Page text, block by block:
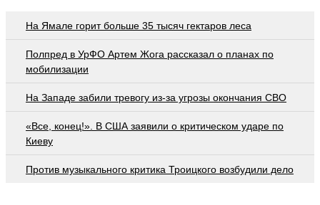
На Ямале горит больше 35 тысяч гектаров леса
Полпред в УрФО Артем Жога рассказал о планах по
мобилизации
На Западе забили тревогу из-за угрозы окончания СВО
«Все, конец!». В США заявили о критическом ударе по
Киеву
Против музыкального критика Троицкого возбудили дело